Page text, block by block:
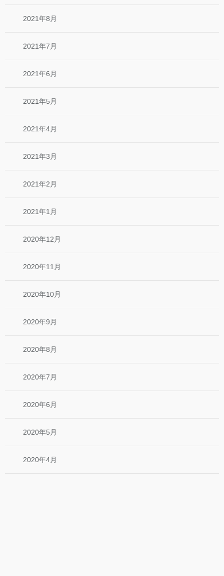
2021年8月
2021年7月
2021年6月
2021年5月
2021年4月
2021年3月
2021年2月
2021年1月
2020年12月
2020年11月
2020年10月
2020年9月
2020年8月
2020年7月
2020年6月
2020年5月
2020年4月